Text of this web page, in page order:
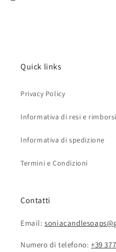
Quick links
Privacy Policy
Informativa di resi e rimborsi
Informativa di spedizione
Termini e Condizioni
Contatti
Email:
Numero di telefono: +39